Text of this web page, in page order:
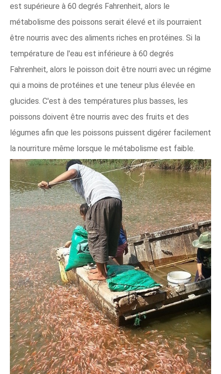
est supérieure à 60 degrés Fahrenheit, alors le
métabolisme des poissons serait élevé et ils pourraient
être nourris avec des aliments riches en protéines. Si la
température de l'eau est inférieure à 60 degrés
Fahrenheit, alors le poisson doit être nourri avec un régime
qui a moins de protéines et une teneur plus élevée en
glucides. C'est à des températures plus basses, les
poissons doivent être nourris avec des fruits et des
légumes afin que les poissons puissent digérer facilement
la nourriture même lorsque le métabolisme est faible.